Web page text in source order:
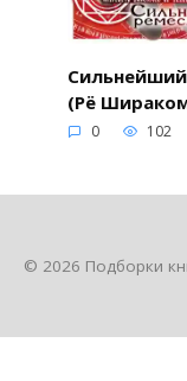
(Рё
0 102
© 2026 Подборки